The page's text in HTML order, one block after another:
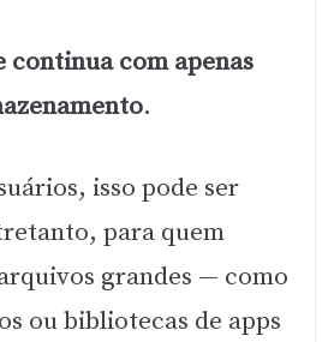
continua com apenas
.
isso pode ser
para quem
grandes — como
ou bibliotecas de apps